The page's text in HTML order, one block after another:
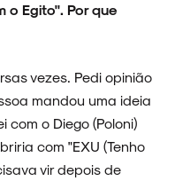
o Egito". Por que
vezes. Pedi opinião
mandou uma ideia
com o Diego (Poloni)
com "EXU (Tenho
vir depois de